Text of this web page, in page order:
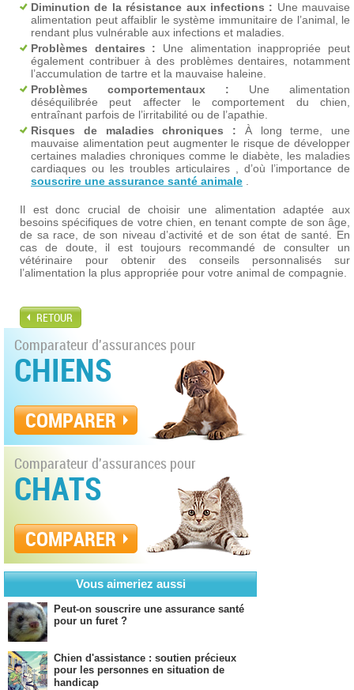
Diminution de la résistance aux infections : Une mauvaise
alimentation peut affaiblir le système immunitaire de l’animal, le
rendant plus vulnérable aux infections et maladies.
Problèmes dentaires : Une alimentation inappropriée peut
également contribuer à des problèmes dentaires, notamment
l’accumulation de tartre et la mauvaise haleine.
Problèmes comportementaux : Une alimentation
déséquilibrée peut affecter le comportement du chien,
entraînant parfois de l’irritabilité ou de l’apathie.
Risques de maladies chroniques : À long terme, une
mauvaise alimentation peut augmenter le risque de développer
certaines maladies chroniques comme le diabète, les maladies
cardiaques ou les troubles articulaires , d’où l’importance de
souscrire une assurance santé animale
Il est donc crucial de choisir une alimentation adaptée aux
besoins spécifiques de votre chien, en tenant compte de son âge,
de sa race, de son niveau d’activité et de son état de santé. En
cas de doute, il est toujours recommandé de consulter un
vétérinaire pour obtenir des conseils personnalisés sur
l’alimentation la plus appropriée pour votre animal de compagnie.
RETOUR
Comparateur d'assurances pour
CHIENS
COMPARER
Comparateur d'assurances pour
CHATS
COMPARER
Vous aimeriez aussi
Peut-on souscrire une assurance santé
pour un furet ?
Chien d'assistance : soutien précieux
pour les personnes en situation de
handicap